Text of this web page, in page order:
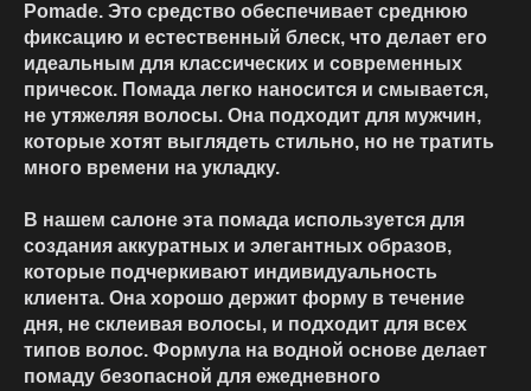
Pomade. Это средство обеспечивает среднюю
фиксацию и естественный блеск, что делает его
идеальным для классических и современных
причесок. Помада легко наносится и смывается,
не утяжеляя волосы. Она подходит для мужчин,
которые хотят выглядеть стильно, но не тратить
много времени на укладку.
В нашем салоне эта помада используется для
создания аккуратных и элегантных образов,
которые подчеркивают индивидуальность
клиента. Она хорошо держит форму в течение
дня, не склеивая волосы, и подходит для всех
типов волос. Формула на водной основе делает
помаду безопасной для ежедневного